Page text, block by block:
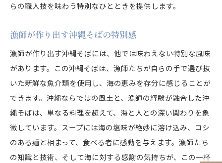
らの職人技を味わう特別なひとときを提供します。
漁師が作り出す沖縄そばの特別感
漁師が作り出す沖縄そばには、他では味わえない特別な風味
があります。この沖縄そばは、漁師たちが自らの手で選び抜
いた新鮮な魚介類を使用し、海の恵みを存分に感じることが
できます。沖縄ならではの風土と、漁師の経験が融合した沖
縄そばは、単なる料理を超えて、海と人との深い関わりを象
徴しています。スープには海の塩味が絶妙に溶け込み、コシ
のある麺と相まって、食べる者に感動を与えます。漁師たち
の知識と技術、そして海に対する感謝の気持ちが、この一杯